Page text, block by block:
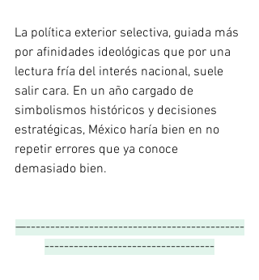
La política exterior selectiva, guiada más
por afinidades ideológicas que por una
lectura fría del interés nacional, suele
salir cara. En un año cargado de
simbolismos históricos y decisiones
estratégicas, México haría bien en no
repetir errores que ya conoce
demasiado bien.
—---------------------------------------------
-----------------------------------